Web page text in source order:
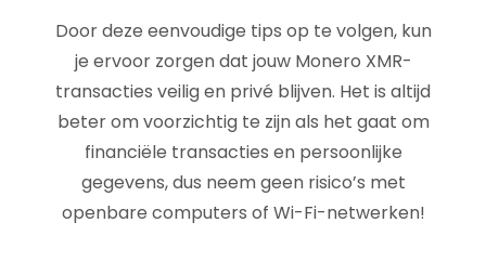
Door deze eenvoudige tips op te volgen, kun
je ervoor zorgen dat jouw Monero XMR-
transacties veilig en privé blijven. Het is altijd
beter om voorzichtig te zijn als het gaat om
financiële transacties en persoonlijke
gegevens, dus neem geen risico’s met
openbare computers of Wi-Fi-netwerken!